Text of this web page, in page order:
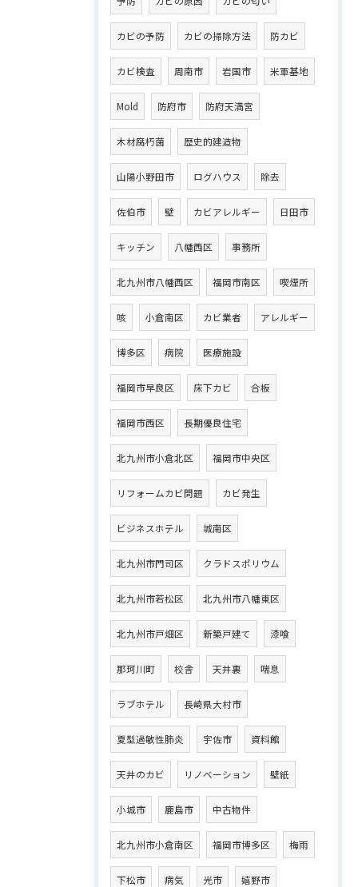
カビの予防 カビの掃除方法 防カビ
カビ検査 周南市 岩国市 米軍基地
Mold 防府市 防府天満宮
木材腐朽菌 歴史的建造物
山陽小野田市 ログハウス 除去
佐伯市 壁 カビアレルギー 日田市
キッチン 八幡西区 事務所
北九州市八幡西区 福岡市南区 喫煙所
咳 小倉南区 カビ業者 アレルギー
博多区 病院 医療施設
福岡市早良区 床下カビ 合板
福岡市西区 長期優良住宅
北九州市小倉北区 福岡市中央区
リフォームカビ問題 カビ発生
ビジネスホテル 城南区
北九州市門司区 クラドスポリウム
北九州市若松区 北九州市八幡東区
北九州市戸畑区 新築戸建て 漆喰
那珂川町 校舎 天井裏 喘息
ラブホテル 長崎県大村市
夏型過敏性肺炎 宇佐市 資料館
天井のカビ リノベーション 壁紙
小城市 鹿島市 中古物件
北九州市小倉南区 福岡市博多区 梅雨
下松市 病気 光市 嬉野市